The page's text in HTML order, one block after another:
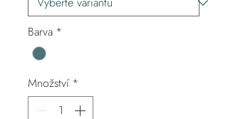
Barva *
Množství *